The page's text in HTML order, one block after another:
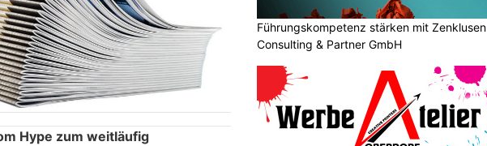
Hype zum weitläufig
Führungskompetenz stärken mit Zenklusen
Consulting & Partner GmbH